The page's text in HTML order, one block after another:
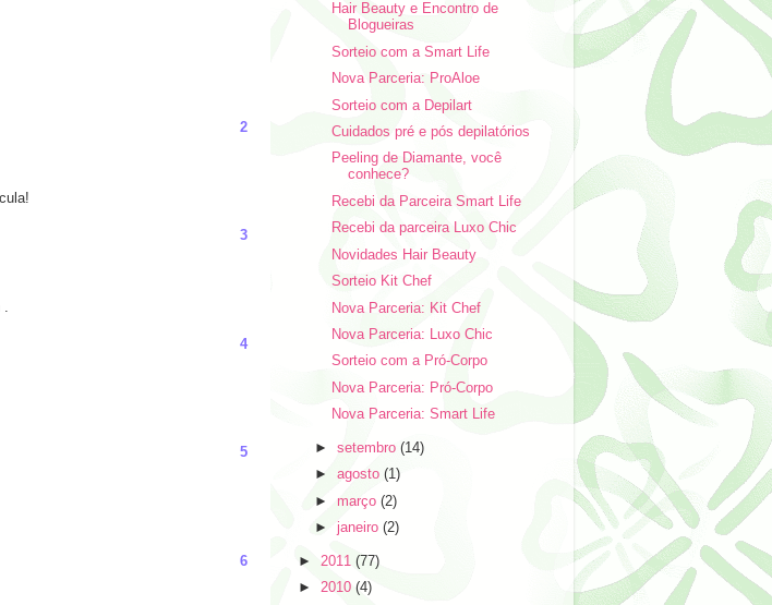
2
3
4
5
6
Hair Beauty e Encontro de
Blogueiras
Sorteio com a Smart Life
Nova Parceria: ProAloe
Sorteio com a Depilart
Cuidados pré e pós depilatórios
Peeling de Diamante, você
conhece?
Recebi da Parceira Smart Life
Recebi da parceira Luxo Chic
Novidades Hair Beauty
Sorteio Kit Chef
Nova Parceria: Kit Chef
Nova Parceria: Luxo Chic
Sorteio com a Pró-Corpo
Nova Parceria: Pró-Corpo
Nova Parceria: Smart Life
►setembro(14)
►agosto(1)
►março(2)
► janeiro(2)
► 2011 (77)
► 2010 (4)